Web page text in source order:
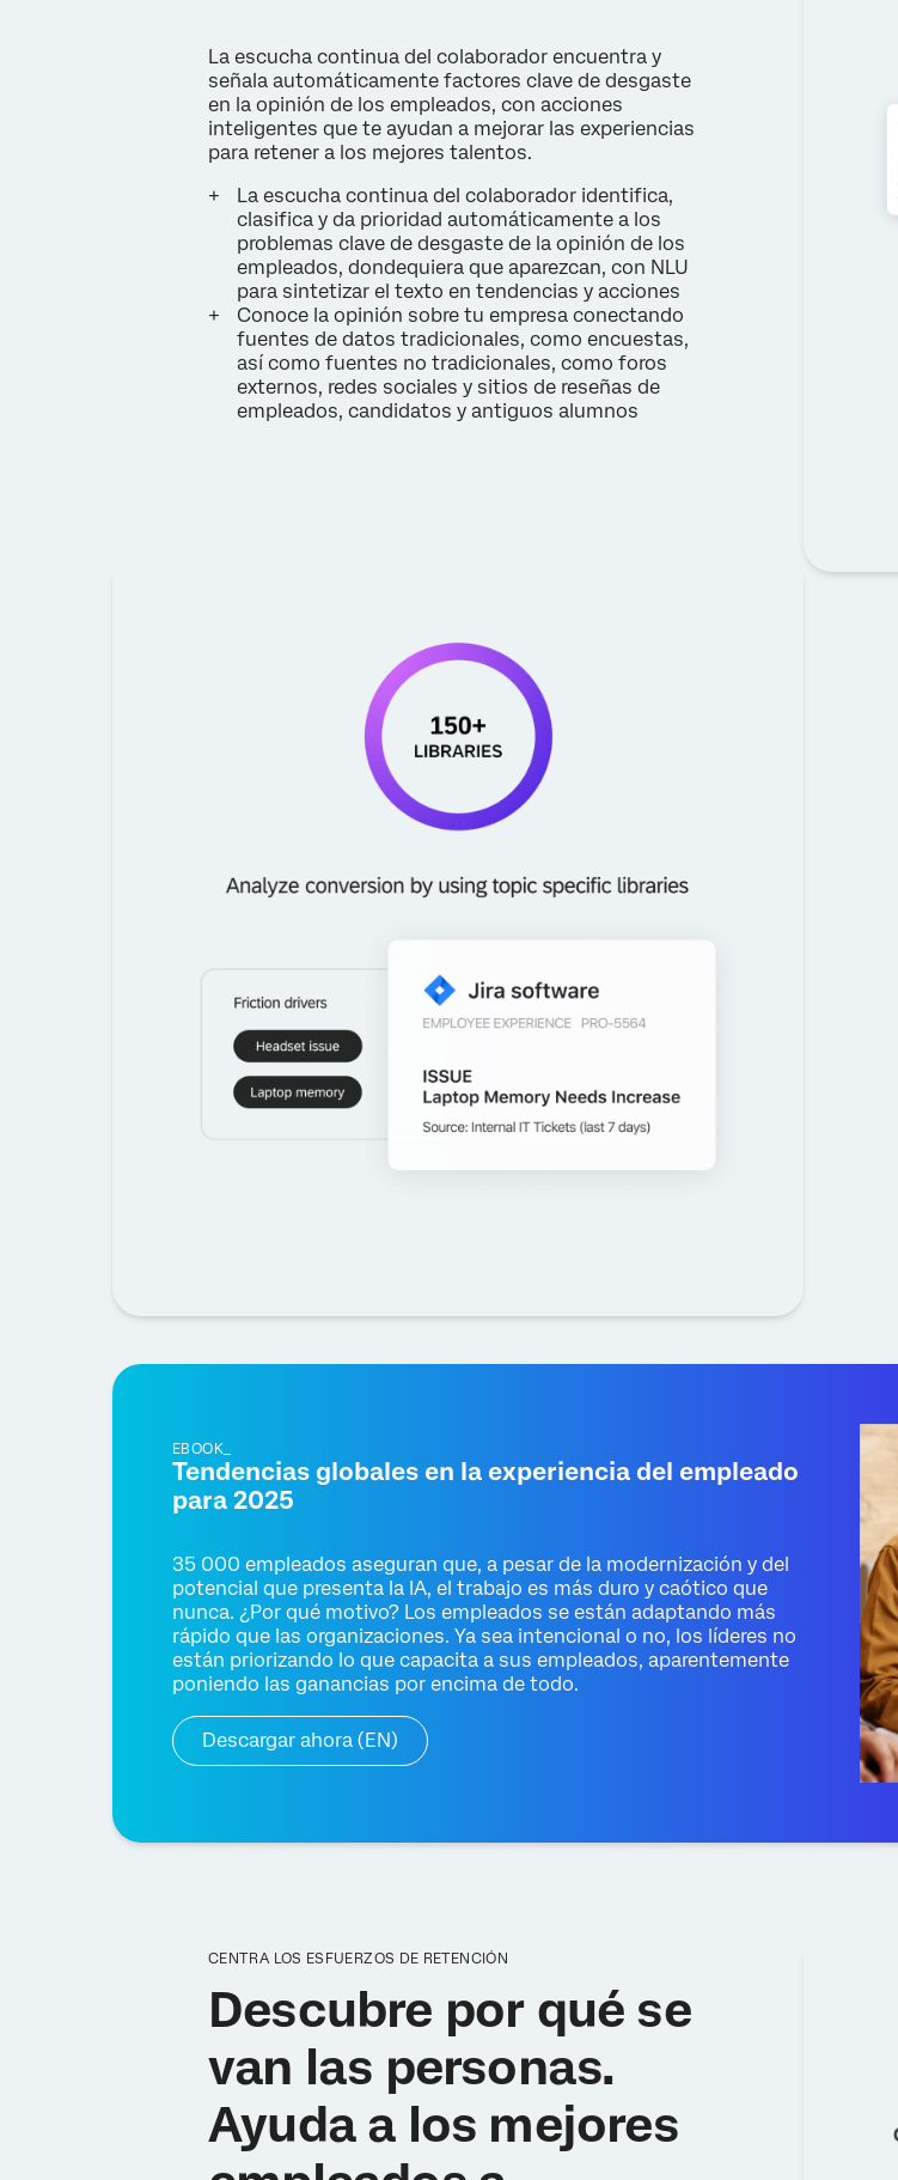
La escucha continua del colaborador encuentra y
señala automáticamente factores clave de desgaste
en la opinión de los empleados, con acciones
inteligentes que te ayudan a mejorar las experiencias
para retener a los mejores talentos.
La escucha continua del colaborador identifica,
clasifica y da prioridad automáticamente a los
problemas clave de desgaste de la opinión de los
empleados, dondequiera que aparezcan, con NLU
para sintetizar el texto en tendencias y acciones
Conoce la opinión sobre tu empresa conectando
fuentes de datos tradicionales, como encuestas,
así como fuentes no tradicionales, como foros
externos, redes sociales y sitios de reseñas de
empleados, candidatos y antiguos alumnos
EBOOK_
Tendencias globales en la experiencia del empleado
para 2025
35 000 empleados aseguran que, a pesar de la modernización y del
potencial que presenta la IA, el trabajo es más duro y caótico que
nunca. ¿Por qué motivo? Los empleados se están adaptando más
rápido que las organizaciones. Ya sea intencional o no, los líderes no
están priorizando lo que capacita a sus empleados, aparentemente
poniendo las ganancias por encima de todo.
Descargar ahora (EN)
CENTRA LOS ESFUERZOS DE RETENCIÓN
Descubre por qué se
van las personas.
Ayuda a los mejores